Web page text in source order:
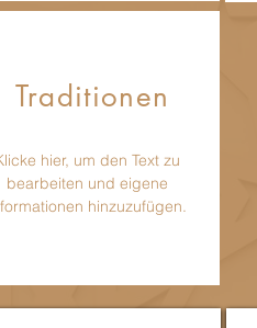
Traditionen
hier, um den Text zu
bearbeiten und eigene
hinzuzufügen.